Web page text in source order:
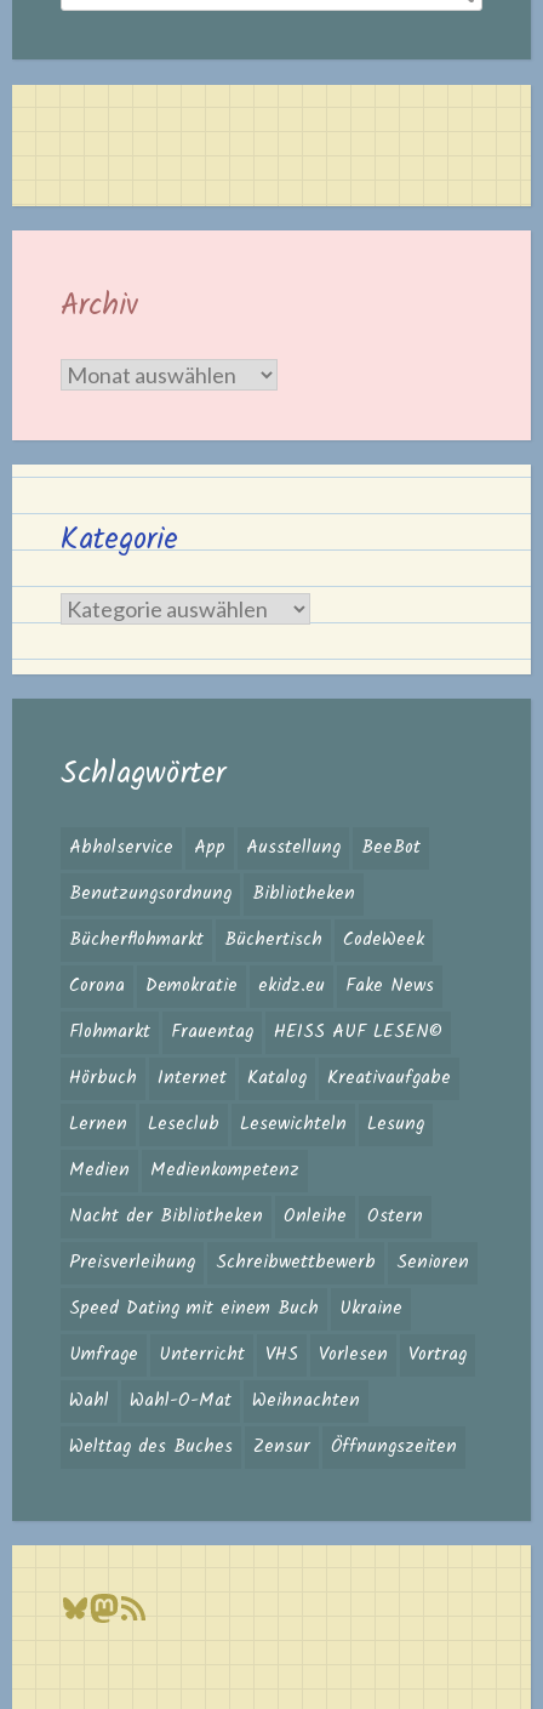
nach:
Archiv
Archiv
Kategorie
Kategorie
Schlagwörter
Abholservice App Ausstellung
BeeBot
Benutzungsordnung
Bibliotheken
Bücherflohmarkt
Büchertisch
CodeWeek
Corona
Demokratie ekidz.eu
Fake News
Flohmarkt
Frauentag
HEISS AUF LESEN©
Hörbuch
Internet Katalog
Kreativaufgabe
Lernen
Leseclub Lesewichteln
Lesung
Medien
Medienkompetenz
Nacht der Bibliotheken
Onleihe
Ostern
Preisverleihung
Schreibwettbewerb
Senioren
Speed Dating mit einem Buch
Ukraine
Umfrage
Unterricht VHS Vorlesen
Vortrag
Wahl
Wahl-O-Mat
Weihnachten
Welttag des Buches
Zensur Öffnungszeiten
Bluesky
Mastodon
RSS-Feed